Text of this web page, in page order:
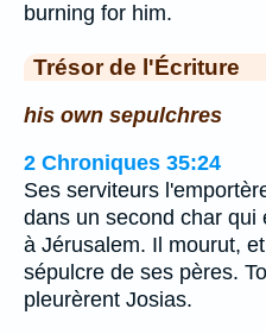
burning for him.
Trésor de l'Écriture
his own sepulchres
2 Chroniques 35:24
Ses serviteurs
dans un second char qui
à Jérusalem. Il mourut,
sépulcre de ses pères.
pleurèrent Josias.